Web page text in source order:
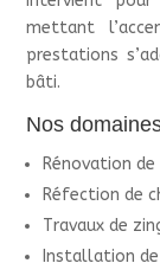
mettant
prestations
bâti.
Nos
Rénovation
Réfection de
Travaux de
Installation